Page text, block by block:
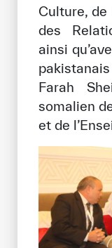
Culture, de
des
ainsi
Farah
somalien
et de